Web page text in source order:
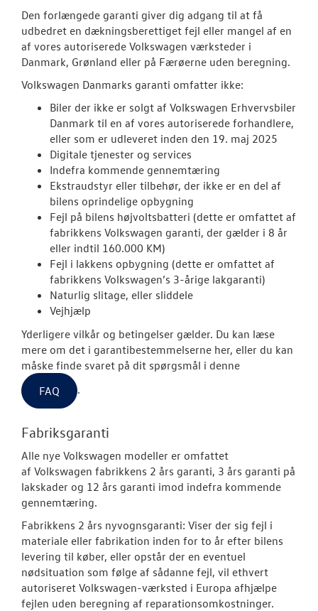
NYHEDER
OM OS
Den forlængede garanti giver dig adgang til at få
udbedret en dækningsberettiget fejl eller mangel af en
af vores autoriserede Volkswagen værksteder i
Danmark, Grønland eller på Færøerne uden beregning.
Volkswagen Danmarks garanti omfatter ikke:
Biler der ikke er solgt af Volkswagen Erhvervsbiler
Danmark til en af vores autoriserede forhandlere,
eller som er udleveret inden den 19. maj 2025
Digitale tjenester og services
Indefra kommende gennemtæring
Ekstraudstyr eller tilbehør, der ikke er en del af
bilens oprindelige opbygning
Fejl på bilens højvoltsbatteri (dette er omfattet af
fabrikkens Volkswagen garanti, der gælder i 8 år
eller indtil 160.000 KM)
Fejl i lakkens opbygning (dette er omfattet af
fabrikkens Volkswagen’s 3-årige lakgaranti)
Naturlig slitage, eller sliddele
Vejhjælp
Yderligere vilkår og betingelser gælder. Du kan læse
mere om det i garantibestemmelserne her, eller du kan
måske finde svaret på dit spørgsmål i denne
FAQ
.
Fabriksgaranti
Alle nye Volkswagen modeller er omfattet
af Volkswagen fabrikkens 2 års garanti, 3 års garanti på
lakskader og 12 års garanti imod indefra kommende
gennemtæring.
Fabrikkens 2 års nyvognsgaranti: Viser der sig fejl i
materiale eller fabrikation inden for to år efter bilens
levering til køber, eller opstår der en eventuel
nødsituation som følge af sådanne fejl, vil ethvert
autoriseret Volkswagen-værksted i Europa afhjælpe
fejlen uden beregning af reparationsomkostninger.